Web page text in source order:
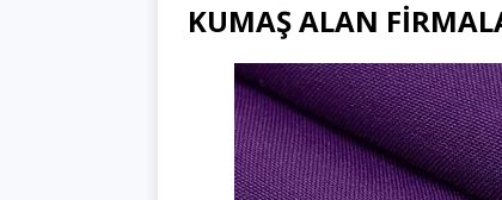
KUMAŞ ALAN